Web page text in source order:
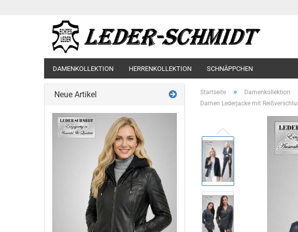
DAMENKOLLEKTION HERRENKOLLEKTION SCHNÄPPCHEN
Startseite » Damenkollektion
Damen Lederjacke mit
Neue Artikel